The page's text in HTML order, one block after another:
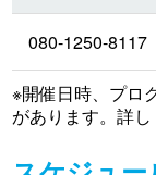
080-1250-8117
※開催日時、プロ
があります。詳し